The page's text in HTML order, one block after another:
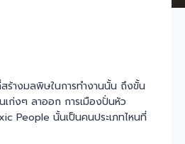
ร้างมลพิษในการทำงานนั้น ถึงขั้น
ก่งๆ ลาออก การเมืองปั่นหัว
People นั้นเป็นคนประเภทไหนที่